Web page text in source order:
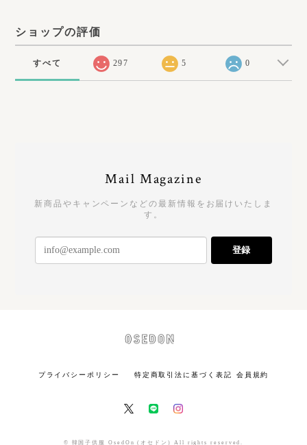
ショップの評価
すべて 297 5 0
Mail Magazine
新商品やキャンペーンなどの最新情報をお届けいたしま
す。
登録
プライバシーポリシー 特定商取引法に基づく表記 会員規約
© 韓国子供服 OsedOn (オセドン) All rights reserved.